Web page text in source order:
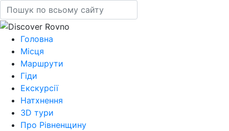
Головна
Місця
Маршрути
Гіди
Екскурсії
Натхнення
3D тури
Про Рівненщину